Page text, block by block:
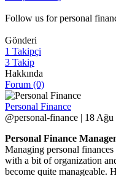
Follow us for personal
Gönderi
1 Takipçi
3 Takip
Hakkında
Forum (0)
Personal Finance
@personal-finance | 18
Personal Finance
Managing personal
with a bit of organization
become quite manageable.